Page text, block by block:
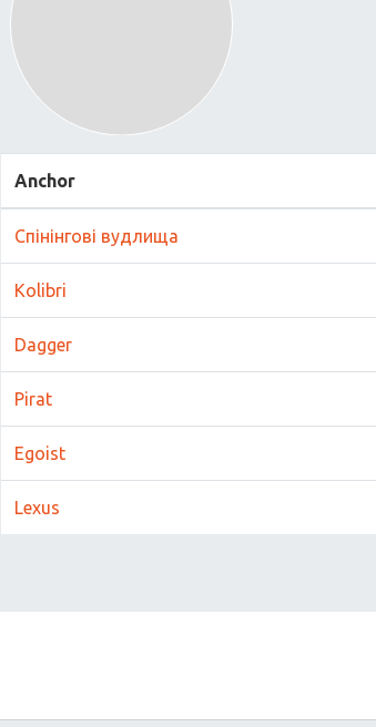
Anchor
Спінінгові вудлища
Kolibri
Dagger
Pirat
Egoist
Lexus